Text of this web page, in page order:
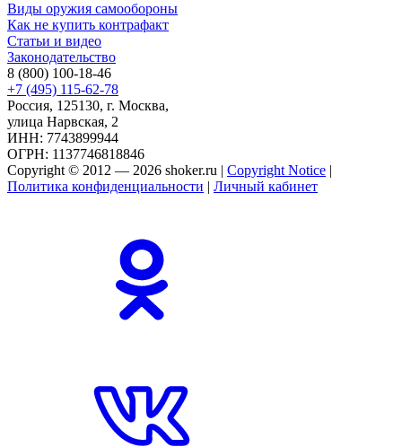
Виды оружия самообороны
Как не купить контрафакт
Статьи и видео
Законодательство
8 (800) 100-18-46
+7 (495) 115-62-78
Россия, 125130, г. Москва,
улица Нарвская, 2
ИНН: 7743899944
ОГРН: 1137746818846
Copyright © 2012 — 2026 shoker.ru | Copyright Notice |
Политика конфиденциальности | Личный кабинет